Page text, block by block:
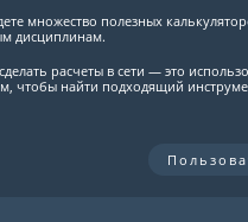
множество полезных
дисциплинам.
расчеты в сети — это
чтобы найти подходящий